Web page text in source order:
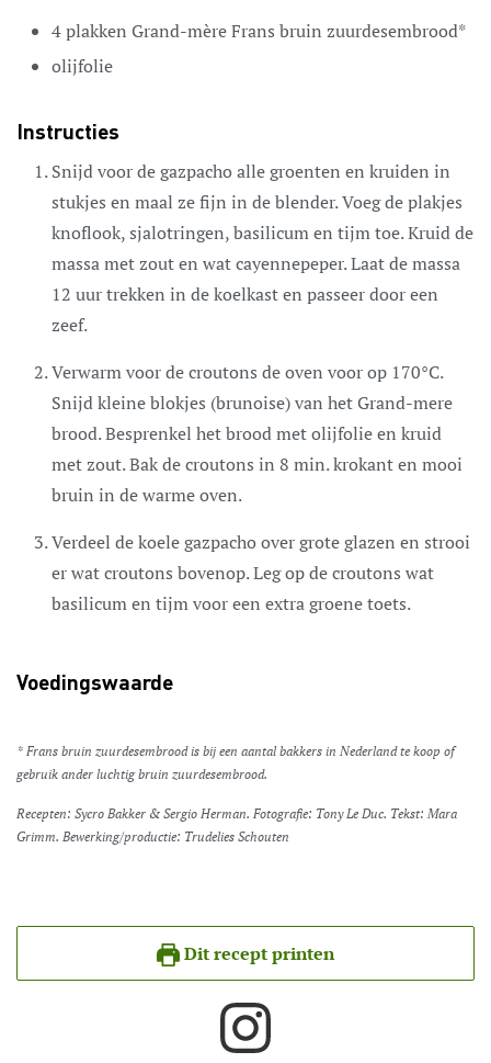
4plakken Grand-mèreFrans bruin zuurdesembrood*
olijfolie
Instructies
Snijd voor de gazpacho alle groenten en kruiden in
stukjes en maal ze fijn in de blender. Voeg de plakjes
knoflook, sjalotringen, basilicum en tijm toe. Kruid de
massa met zout en wat cayennepeper. Laat de massa
12 uur trekken in de koelkast en passeer door een
zeef.
Verwarm voor de croutons de oven voor op 170°C.
Snijd kleine blokjes (brunoise) van het Grand-mere
brood. Besprenkel het brood met olijfolie en kruid
met zout. Bak de croutons in 8 min. krokant en mooi
bruin in de warme oven.
Verdeel de koele gazpacho over grote glazen en strooi
er wat croutons bovenop. Leg op de croutons wat
basilicum en tijm voor een extra groene toets.
Voedingswaarde
* Frans bruin zuurdesembrood is bij een aantal bakkers in Nederland te koop of
gebruik ander luchtig bruin zuurdesembrood.
Recepten: Sycro Bakker & Sergio Herman. Fotografie: Tony Le Duc. Tekst: Mara
Grimm. Bewerking/productie: Trudelies Schouten
Dit recept printen